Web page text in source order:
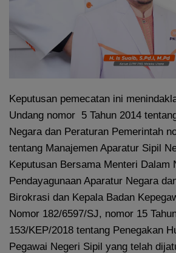
Keputusan pemecatan ini
Undang nomor 5 Tahun 2014
Negara dan Peraturan Pemerintah
tentang Manajemen Aparatur Sipil
Keputusan Bersama Menteri Dalam
Pendayagunaan Aparatur Negara
Birokrasi dan Kepala Badan
Nomor 182/6597/SJ, nomor 15
153/KEP/2018 tentang Penegakan
Pegawai Negeri Sipil yang telah